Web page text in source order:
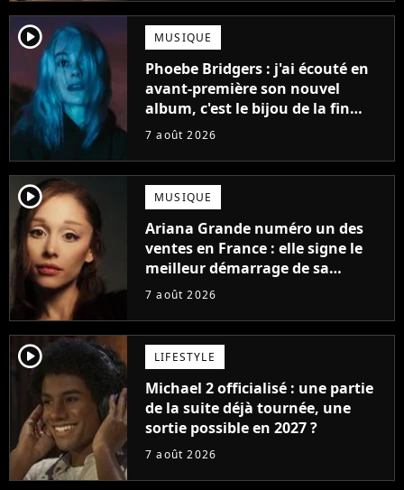
player2 MUSIQUE
Phoebe Bridgers : j'ai écouté en
avant-première son nouvel
album, c'est le bijou de la fin
d'été
7 août 2026
player2 MUSIQUE
Ariana Grande numéro un des
ventes en France : elle signe le
meilleur démarrage de sa
carrière avec son album Petal
7 août 2026
player2 LIFESTYLE
Michael 2 officialisé : une partie
de la suite déjà tournée, une
sortie possible en 2027 ?
7 août 2026